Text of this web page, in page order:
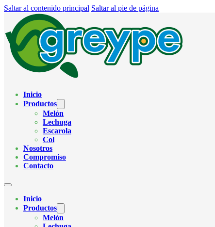
Saltar al contenido principal Saltar al pie de página
Inicio
Productos
Melón
Lechuga
Escarola
Col
Nosotros
Compromiso
Contacto
Inicio
Productos
Melón